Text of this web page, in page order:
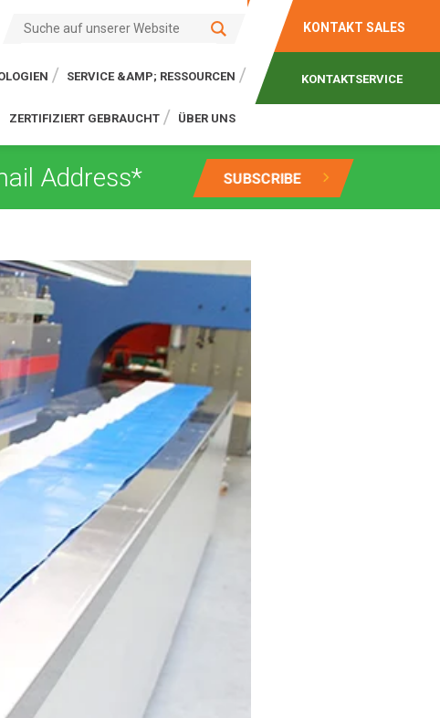
SERVICE &AMP; RESSOURCEN
ZERTIFIZIERT GEBRAUCHT ÜBER UNS
KONTAKT SALES
KONTAKTSERVICE